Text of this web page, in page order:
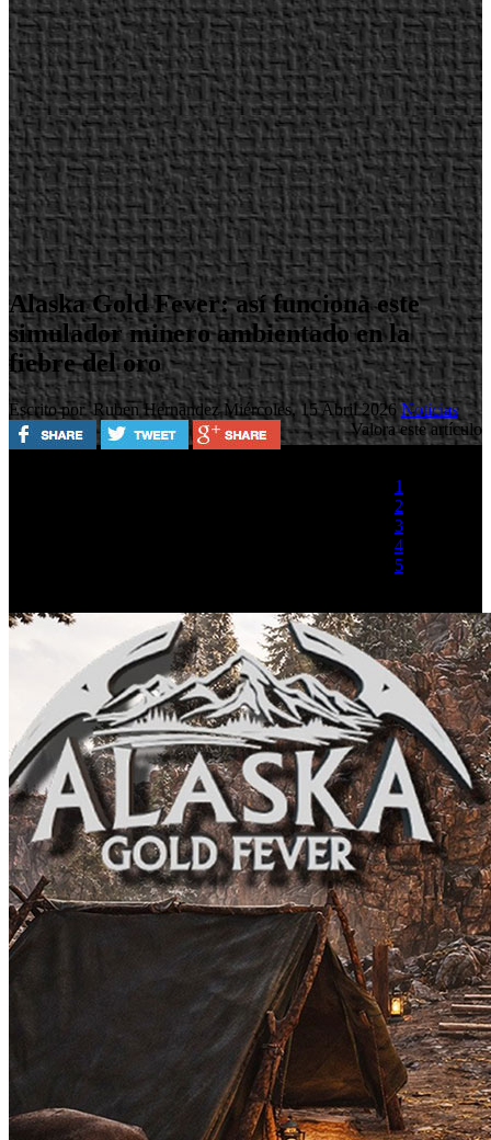
Alaska Gold Fever: así funciona este
simulador minero ambientado en la
fiebre del oro
Escrito por Ruben HernandezMiércoles, 15 Abril 2026Noticias
Valora este artículo
1
2
3
4
5